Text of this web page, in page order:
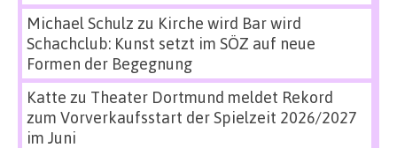
Michael Schulz zu Kirche wird Bar wird
Schachclub: Kunst setzt im SÖZ auf neue
Formen der Begegnung
Katte zu Theater Dortmund meldet Rekord
zum Vorverkaufsstart der Spielzeit 2026/2027
im Juni